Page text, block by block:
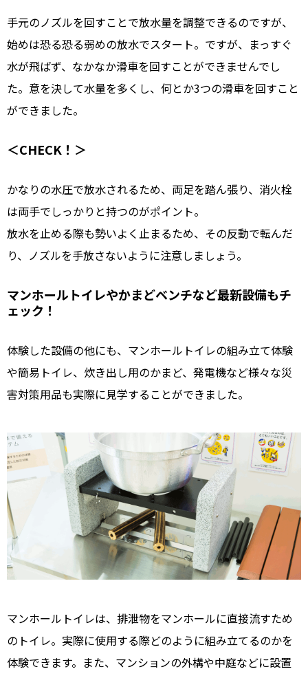
手元のノズルを回すことで放水量を調整できるのですが、
始めは恐る恐る弱めの放水でスタート。ですが、まっすぐ
水が飛ばず、なかなか滑車を回すことができませんでし
た。意を決して水量を多くし、何とか3つの滑車を回すこと
ができました。
＜CHECK！＞
かなりの水圧で放水されるため、両足を踏ん張り、消火栓
は両手でしっかりと持つのがポイント。
放水を止める際も勢いよく止まるため、その反動で転んだ
り、ノズルを手放さないように注意しましょう。
マンホールトイレやかまどベンチなど最新設備もチ
ェック！
体験した設備の他にも、マンホールトイレの組み立て体験
や簡易トイレ、炊き出し用のかまど、発電機など様々な災
害対策用品も実際に見学することができました。
マンホールトイレは、排泄物をマンホールに直接流すため
のトイレ。実際に使用する際どのように組み立てるのかを
体験できます。また、マンションの外構や中庭などに設置